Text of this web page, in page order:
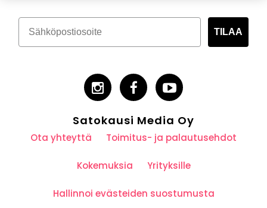
TILAA
Satokausi Media Oy
Ota yhteyttä Toimitus- ja palautusehdot
Kokemuksia Yrityksille
Hallinnoi evästeiden suostumusta